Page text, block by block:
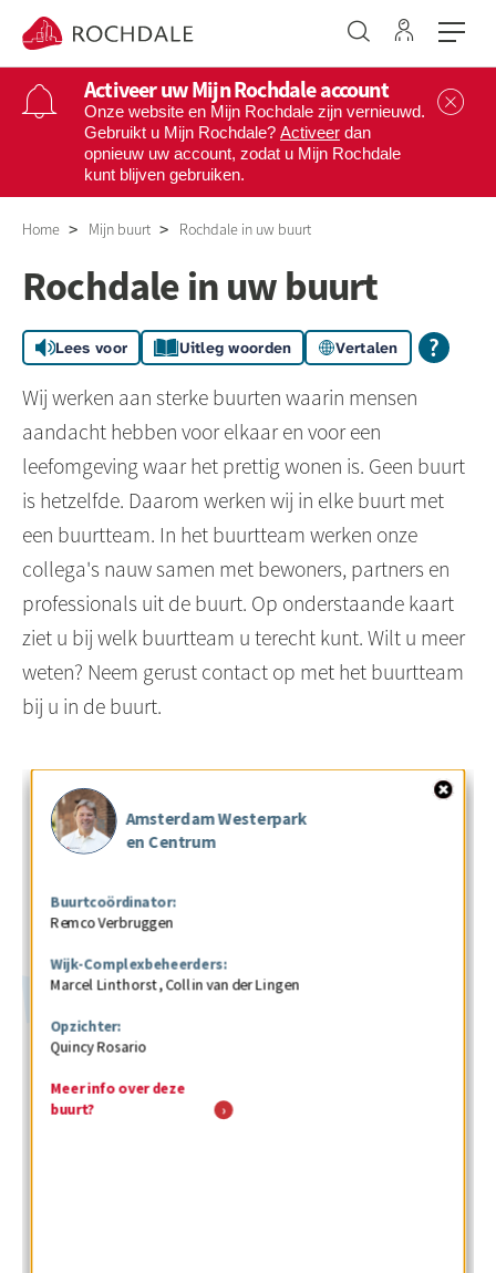
Naar hoofdinhoud
Naar hoofdnavigatiemenu
Naar zoeken
Naar de homepage Ga naar
Activeer uw Mijn Rochdale account
Onze website en Mijn Rochdale zijn vernieuwd.
Gebruikt u Mijn Rochdale? Activeer dan
opnieuw uw account, zodat u Mijn Rochdale
kunt blijven gebruiken.
Home Mijn buurt Rochdale in uw buurt
Rochdale in uw buurt
Lees voor Uitleg woorden Vertalen
Wij werken aan sterke buurten waarin mensen
aandacht hebben voor elkaar en voor een
leefomgeving waar het prettig wonen is. Geen buurt
is hetzelfde. Daarom werken wij in elke buurt met
een buurtteam. In het buurtteam werken onze
collega's nauw samen met bewoners, partners en
professionals uit de buurt. Op onderstaande kaart
ziet u bij welk buurtteam u terecht kunt. Wilt u meer
weten? Neem gerust contact op met het buurtteam
bij u in de buurt.